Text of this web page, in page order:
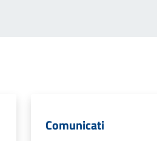
Comunicati